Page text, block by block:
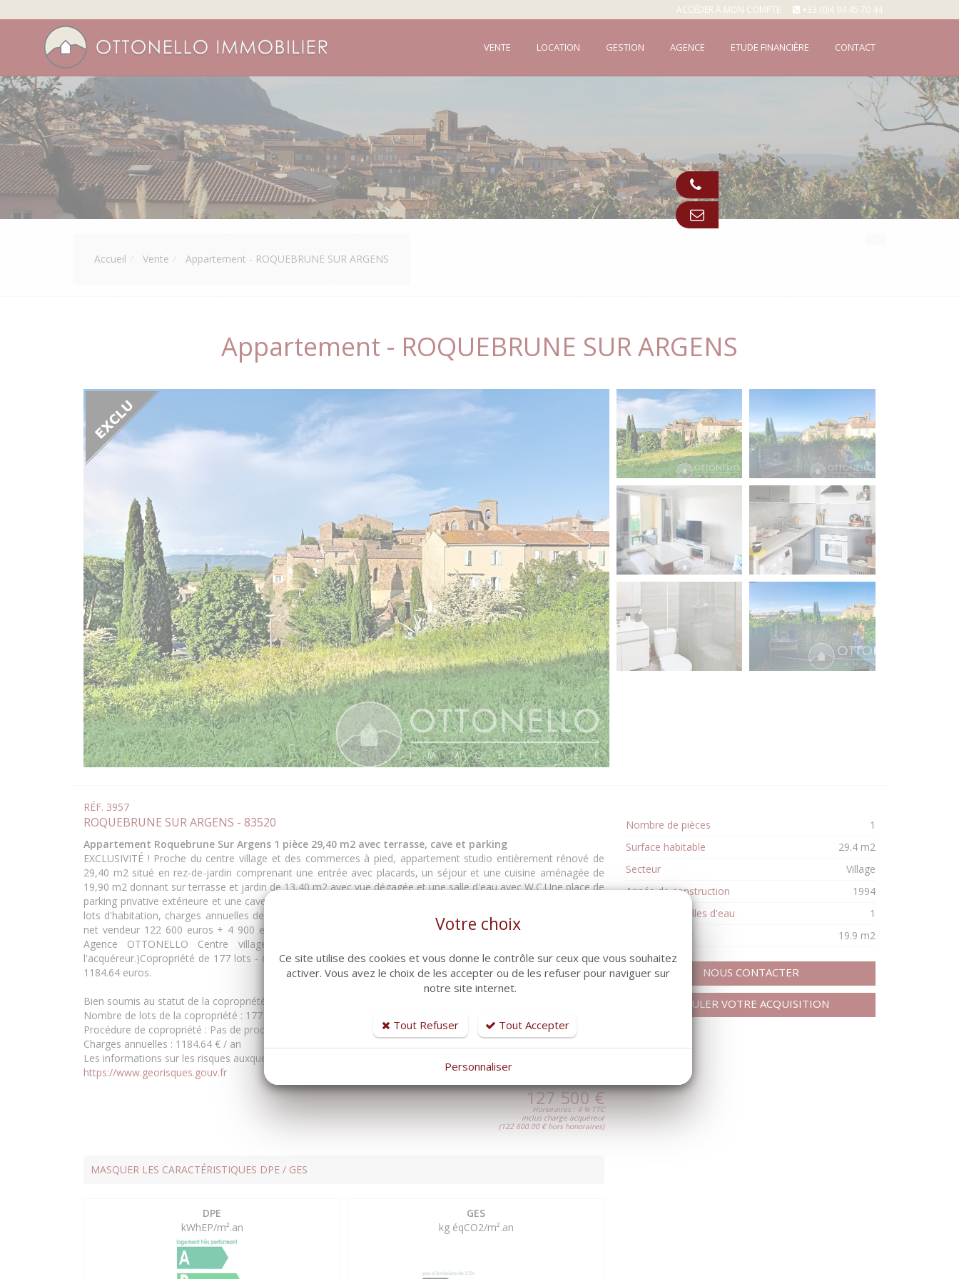
ACCÉDER À MON COMPTE +33 (0)4 94 45 70 44
VENTE LOCATION GESTION AGENCE ETUDE FINANCIÈRE CONTACT
Accueil Vente Appartement - ROQUEBRUNE SUR ARGENS
Appartement - ROQUEBRUNE SUR ARGENS
RÉF. 3957
ROQUEBRUNE SUR ARGENS - 83520
Appartement Roquebrune Sur Argens 1 pièce 29,40 m2 avec terrasse, cave et parking
EXCLUSIVITÉ ! Proche du centre village et des commerces à pied, appartement studio entièrement rénové de
29,40 m2 situé en rez-de-jardin comprenant une entrée avec placards, un séjour et une cuisine aménagée de
19,90 m2 donnant sur terrasse et jardin de 13,40 m2 avec vue dégagée et une salle d'eau avec W.C.Une place de
parking privative extérieure et une cave de 4,90 m2.Idéal 1er achat ou investissement locatif. Copropriété de 73
lots d'habitation, charges annuelles de 1184,64 euros. PRIX 127 500 euros HAI dont 4 % d'honoraires TTC(prix
net vendeur 122 600 euros + 4 900 euros d'honoraires à la charge de l'acquéreur).Renseignements et visites
Agence OTTONELLO Centre village 04 94 45 70 44. (4.00 % honoraires TTC à la charge de
l'acquéreur.)Copropriété de 177 lots - dont 73 lots habitation. (Pas de procédure en cours). Charges annuelles :
1184.64 euros.
Bien soumis au statut de la copropriété
Nombre de lots de la copropriété : 177
Procédure de copropriété : Pas de procédure en cours
Charges annuelles : 1184.64 € / an
Les informations sur les risques auxquels ce bien est exposé sont disponibles sur le site Géorisques
https://www.georisques.gouv.fr
127 500 €
Honoraires : 4 % TTC
inclus charge acquéreur
(122 600.00 € hors honoraires)
MASQUER LES CARACTÉRISTIQUES DPE / GES
DPE
kWhEP/m².an
GES
kg éqCO2/m².an
Nombre de pièces
1
Surface habitable
29.4 m2
Secteur
Village
Année de construction
1994
Nombre de salles d'eau
1
Surface séjour
19.9 m2
NOUS CONTACTER
SIMULER VOTRE ACQUISITION
Appeler
Contact
Votre choix
Ce site utilise des cookies et vous donne le contrôle sur ceux que vous souhaitez
activer. Vous avez le choix de les accepter ou de les refuser pour naviguer sur
notre site internet.
Tout Refuser Tout Accepter
Personnaliser